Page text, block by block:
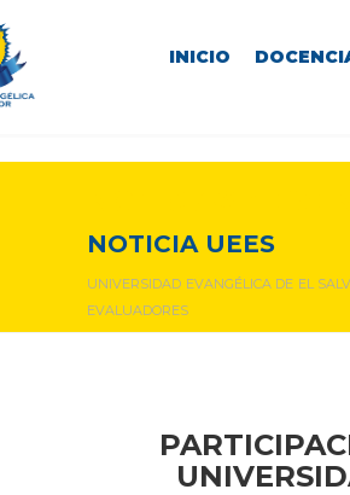
INICIO
NOTICIA UEES
UNIVERSIDAD EVANGÉLICA DE EL
EVALUADORES